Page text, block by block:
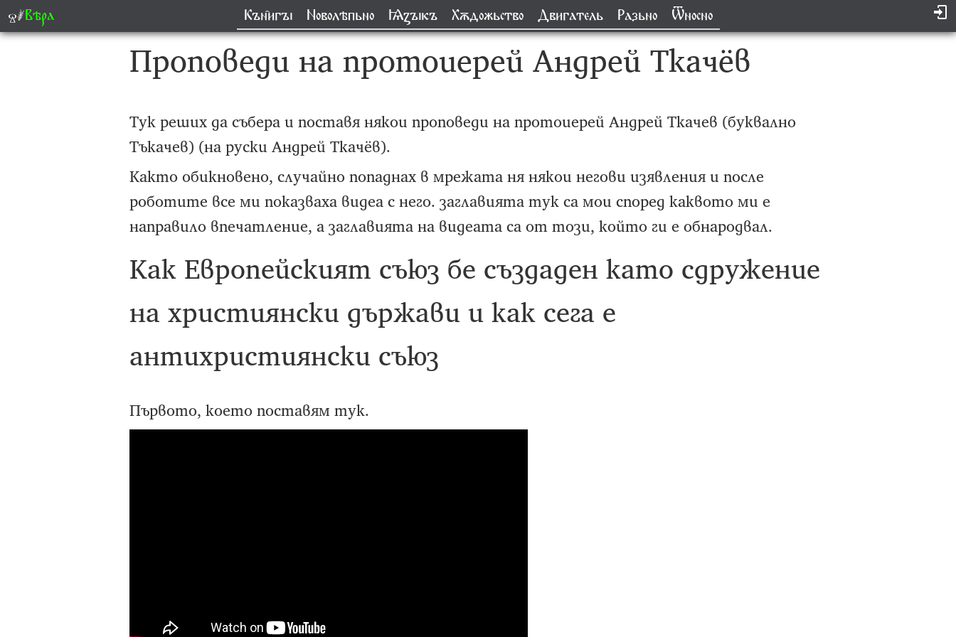
⸙Вѣра Кън҄игꙑ Новолѣпьно Ѩꙁꙑкъ Хѫдожьство Двигатель Разьно Ѿносно
Проповеди на протоиерей Андрей Ткачёв
Тук реших да събера и поставя някои проповеди на протоиерей Андрей Ткачев (буквално
Тъкачев) (на руски Андрей Ткачёв).
Както обикновено, случайно попаднах в мрежата ня някои негови изявления и после
роботите все ми показваха видеа с него. заглавията тук са мои според каквото ми е
направило впечатление, а заглавията на видеата са от този, който ги е обнародвал.
Как Европейският съюз бе създаден като сдружение
на християнски държави и как сега е
антихристиянски съюз
Първото, което поставям тук.